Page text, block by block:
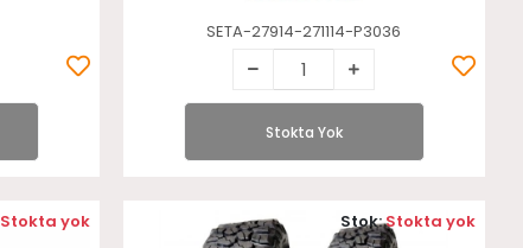
SETA-27914-271114-P3036
Stokta Yok
Stokta yok Stok:Stokta yok